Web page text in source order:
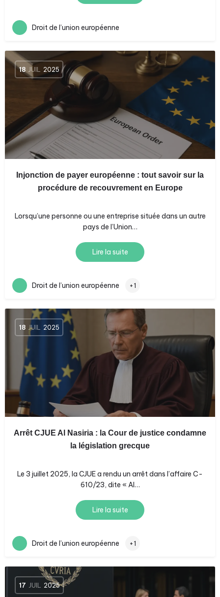
Droit de l’union européenne
18 JUIL 2025
Injonction de payer européenne : tout savoir sur la
procédure de recouvrement en Europe
Lorsqu’une personne ou une entreprise située dans un autre
pays de l’Union…
Lire la suite
Droit de l’union européenne +1
18 JUIL 2025
Arrêt CJUE Al Nasiria : la Cour de justice condamne
la législation grecque
Le 3 juillet 2025, la CJUE a rendu un arrêt dans l’affaire C-
610/23, dite « Al…
Lire la suite
Droit de l’union européenne +1
17 JUIL 2025